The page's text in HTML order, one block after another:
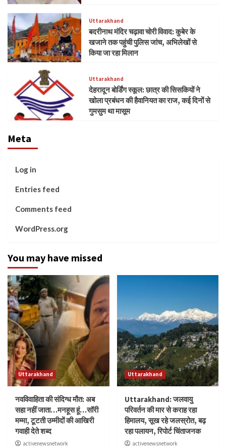
Uttarakhand
बदरीनाथ मंदिर चढ़ावा चोरी विवाद: कुबेर के
खजाने तक पहुंची पुलिस जांच, अभिलेखों से
किया जा रहा मिलान
Uttarakhand
देहरादून बोर्डिंग स्कूल: छात्र की सिसकियों ने
खोला प्रबंधन की हैवानियत का राज, कई दिनों से
गुमसुम था मासूम
Meta
Log in
Entries feed
Comments feed
WordPress.org
You may have missed
Uttarakhand
नवविवाहिता की संदिग्ध मौत: अब
सहा नहीं जाता…मनहूस हूं…सॉरी
मम्मा, टूटती उम्मीदों की आखिरी
गवाही देते शब्द
activenewsnetwork
Uttarakhand
Uttarakhand: जलवायु
परिवर्तन की मार से कराह रहा
हिमालय, सूख रहे जलस्रोत, बढ़
रहा पलायन, रिपोर्ट चिंताजनक
activenewsnetwork